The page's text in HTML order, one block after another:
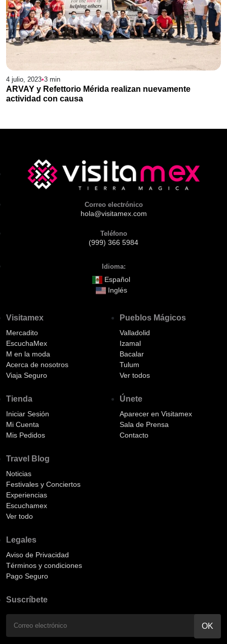
4 julio, 2023•3 min
ARVAY y Refettorio Mérida realizan nuevamente
actividad con causa
Correo electrónico
hola@visitamex.com
Teléfono
(999) 366 5984
Idioma:
Español
Inglés
Visitamex
Mercadito
EscuchaMex
M en la moda
Acerca de nosotros
Viaja Seguro
Tienda
Iniciar Sesión
Mi Cuenta
Mis Pedidos
Pueblos Mágicos
Valladolid
Izamal
Bacalar
Tulum
Ver todos
Únete
Aparecer en Visitamex
Sala de Prensa
Contacto
Travel Blog
Noticias
Festivales y Conciertos
Experiencias
Escuchamex
Ver todo
Legales
Aviso de Privacidad
Términos y condiciones
Pago Seguro
Suscríbete